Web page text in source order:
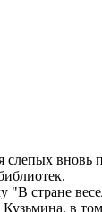
слепых
стране
Кузьмина, в